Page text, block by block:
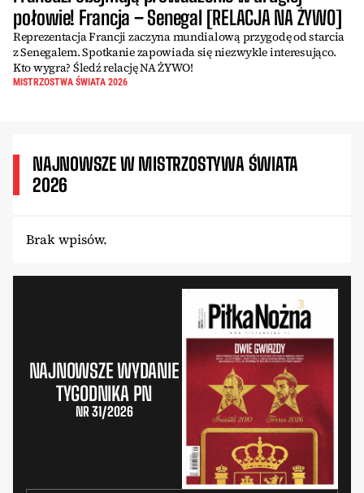
połowie! Francja – Senegal [RELACJA NA ŻYWO]
Reprezentacja Francji zaczyna mundialową przygodę od starcia
z Senegalem. Spotkanie zapowiada się niezwykle interesująco.
Kto wygra? Śledź relację NA ŻYWO!
MISTRZOSTWA ŚWIATA 2026
NAJNOWSZE W MISTRZOSTYWA ŚWIATA
2026
Brak wpisów.
NAJNOWSZE WYDANIE
TYGODNIKA PN
NR 31/2026